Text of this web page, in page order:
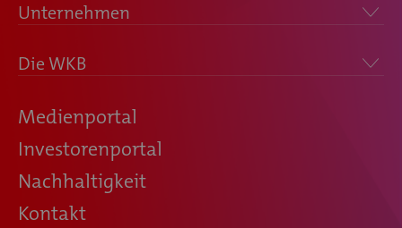
Unternehmen
Die WKB
Medienportal
Investorenportal
Nachhaltigkeit
Kontakt